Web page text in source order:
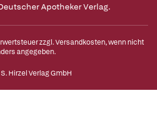
Apotheker Verlag.
zzgl.Versandkosten, wenn nicht
angegeben.
Hirzel Verlag GmbH